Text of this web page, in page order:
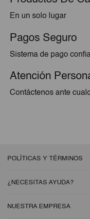
En un solo lugar
Pagos Seguro
Sistema de pago
Atención
Contáctenos ante
POLÍTICAS Y TÉRMINOS
¿NECESITAS AYUDA?
NUESTRA EMPRESA